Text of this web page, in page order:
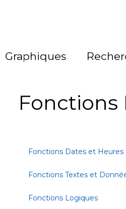
Graphiques
Fonctions
Fonctions Dates et Heures
Fonctions Textes et
Fonctions Logiques